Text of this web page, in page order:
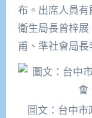
布。出席人員有
衛生局長曾梓
甫、準社會局長
圖文：台中